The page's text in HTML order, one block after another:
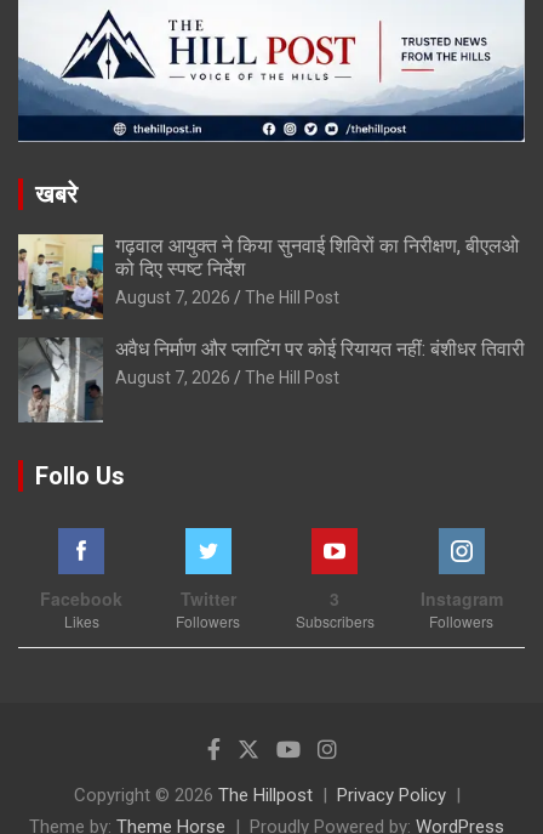
खबरे
गढ़वाल आयुक्त ने किया सुनवाई शिविरों का निरीक्षण, बीएलओ
को दिए स्पष्ट निर्देश
August 7, 2026 The Hill Post
अवैध निर्माण और प्लाटिंग पर कोई रियायत नहीं: बंशीधर तिवारी
August 7, 2026 The Hill Post
Follo Us
Facebook
Likes
Twitter
Followers
3
Subscribers
Instagram
Followers
Copyright © 2026 The Hillpost
Privacy Policy
Theme by: Theme Horse Proudly Powered by: WordPress